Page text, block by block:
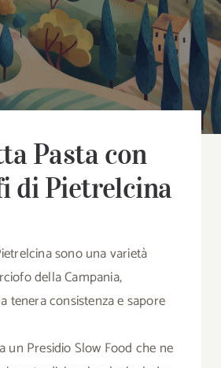
Cerca
per:
Pasta con
di Pietrelcina
sono una varietà
della Campania,
tenera consistenza e sapore
un Presidio Slow Food che ne